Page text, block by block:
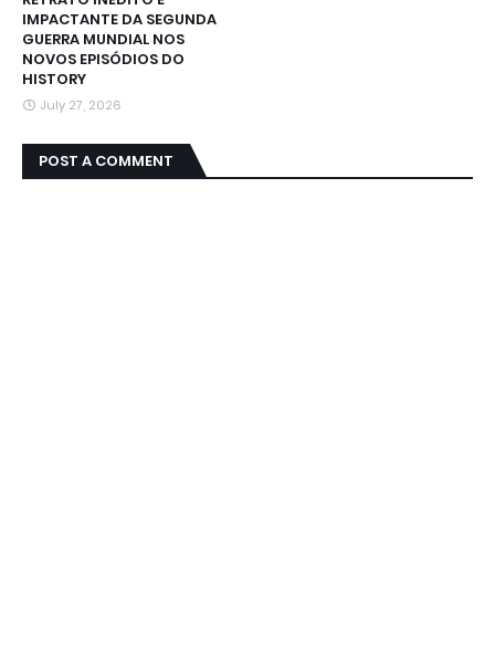
IMPACTANTE DA SEGUNDA
GUERRA MUNDIAL NOS
NOVOS EPISÓDIOS DO
HISTORY
July 27, 2026
POST A COMMENT